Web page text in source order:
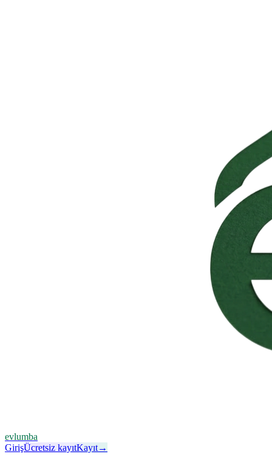
evlumba
GirişÜcretsiz kayıtKayıt→